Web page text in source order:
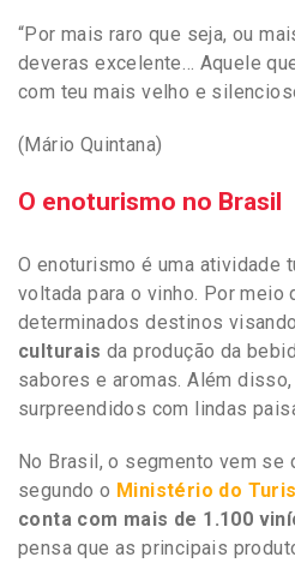
“Por mais raro que seja, ou
deveras excelente… Aquele
com teu mais velho e
(Mário Quintana)
O enoturismo no Brasil
O enoturismo é uma atividade
voltada para o vinho. Por meio
determinados destinos
culturais da produção da
sabores e aromas. Além
surpreendidos com lindas
No Brasil, o segmento vem se
segundo o Ministério do
conta com mais de 1.100
pensa que as principais